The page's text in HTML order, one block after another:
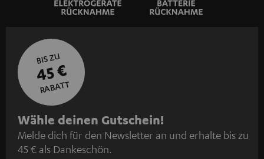
BIS ZU
45 €
RABATT
N
e
w
Wähle deinen Gutschein!
Melde dich für den Newsletter an und erhalte bis zu
45 € als Dankeschön.